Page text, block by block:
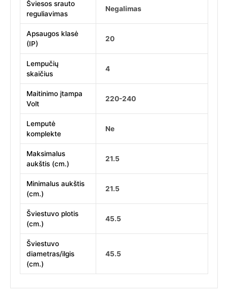
Šviesos srauto
reguliavimas
Negalimas
Apsaugos klasė
(IP)
20
Lempučių
skaičius
4
Maitinimo įtampa
Volt
220-240
Lemputė
komplekte
Ne
Maksimalus
aukštis (cm.)
21.5
Minimalus aukštis
(cm.)
21.5
Šviestuvo plotis
(cm.)
45.5
Šviestuvo
diametras/ilgis
(cm.)
45.5